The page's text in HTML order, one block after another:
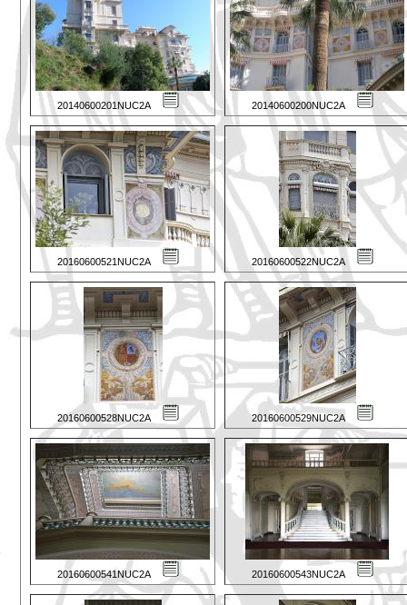
20140600201NUC2A 20140600200NUC2A
20160600521NUC2A 20160600522NUC2A
20160600528NUC2A 20160600529NUC2A
20160600541NUC2A 20160600543NUC2A